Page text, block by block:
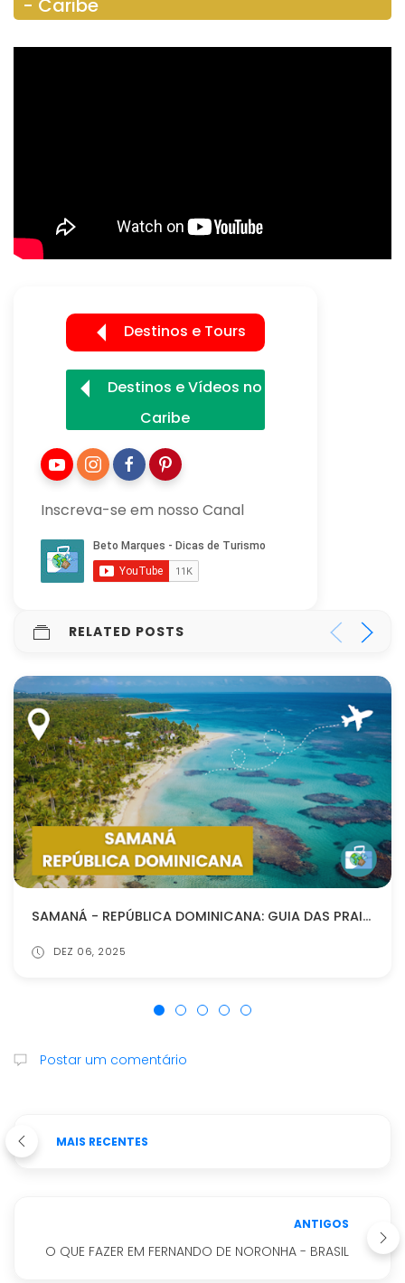
- Caribe
Destinos e Tours
Destinos e Vídeos no
Caribe
Inscreva-se em nosso Canal
RELATED POSTS
SAMANÁ - REPÚBLICA DOMINICANA: GUIA DAS PRAIAS VIRGENS E SECRETAS
DEZ 06, 2025
Postar um comentário
MAIS RECENTES
ANTIGOS
O QUE FAZER EM FERNANDO DE NORONHA - BRASIL